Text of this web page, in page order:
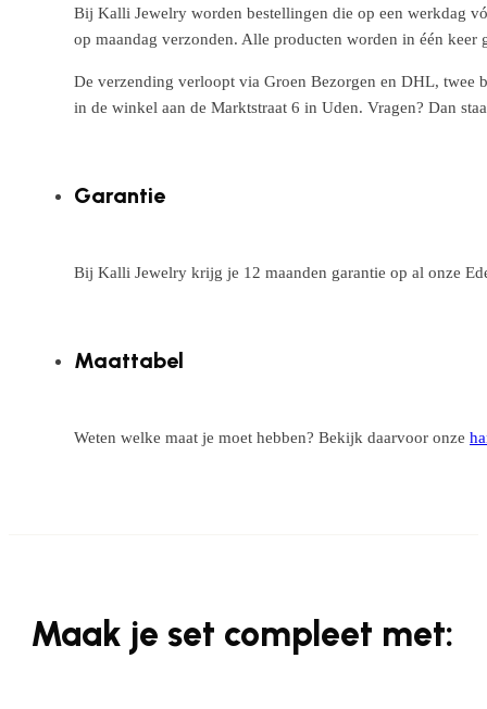
Bij Kalli Jewelry worden bestellingen die op een werkdag
op maandag verzonden. Alle producten worden in één
De verzending verloopt via Groen Bezorgen en DHL, twee
in de winkel aan de Marktstraat 6 in Uden. Vragen? Dan
Garantie
Bij Kalli Jewelry krijg je 12 maanden garantie op al onze
Maattabel
Weten welke maat je moet hebben? Bekijk daarvoor onze
Maak je set compleet met: